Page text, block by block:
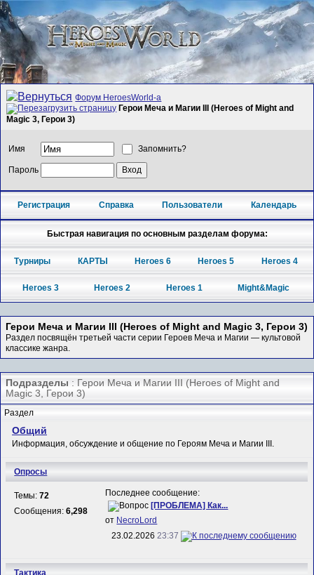
Форум HeroesWorld-а
Герои Меча и Магии III (Heroes of Might and
Magic 3, Герои 3)
Имя Запомнить?
Пароль
Регистрация Справка Пользователи Календарь
Быстрая навигация по основным разделам форума:
Турниры КАРТЫ Heroes 6 Heroes 5 Heroes 4
Heroes 3 Heroes 2 Heroes 1 Might&Magic
Герои Меча и Магии III (Heroes of Might and Magic 3, Герои 3)
Раздел посвящён третьей части серии Героев Меча и Магии — культовой
классике жанра.
Подразделы : Герои Меча и Магии III (Heroes of Might and
Magic 3, Герои 3)
Раздел
Общий
Информация, обсуждение и общение по Героям Меча и Магии III.
Опросы
Темы:72
Сообщения:6,298
Последнее сообщение:
[ПРОБЛЕМА] Как...
от NecroLord
23.02.2026 23:37
Тактика